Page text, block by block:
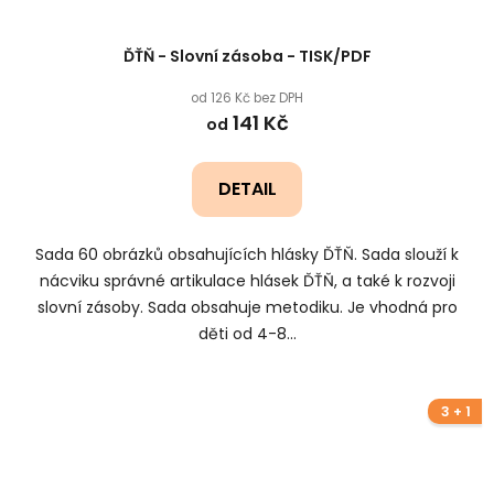
ĎŤŇ - Slovní zásoba - TISK/PDF
od 126 Kč bez DPH
od 141 Kč
DETAIL
Sada 60 obrázků obsahujících hlásky ĎŤŇ. Sada slouží k
nácviku správné artikulace hlásek ĎŤŇ, a také k rozvoji
slovní zásoby. Sada obsahuje metodiku. Je vhodná pro
děti od 4-8...
3 + 1